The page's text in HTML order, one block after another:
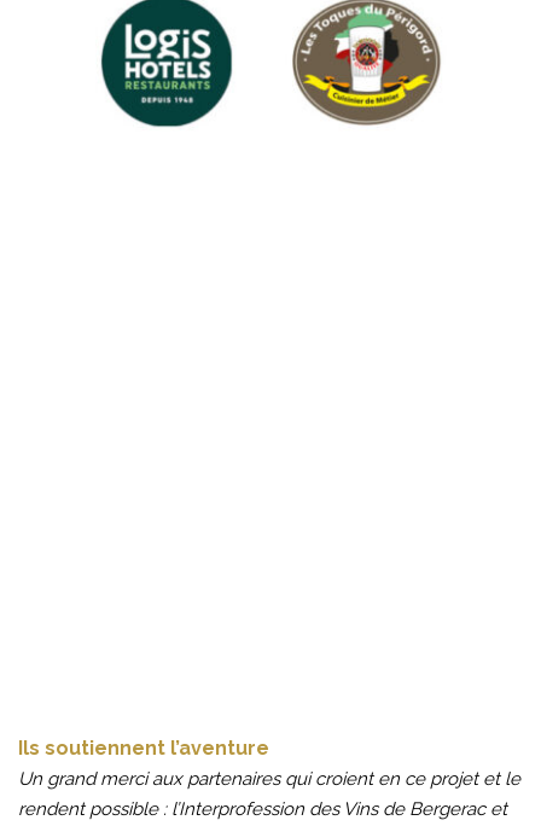
Ils soutiennent l’aventure
Un grand merci aux partenaires qui croient en ce projet et le
rendent possible : l’Interprofession des Vins de Bergerac et